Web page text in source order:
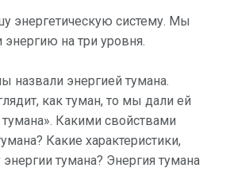
энергетическую систему. Мы
на три уровня.
назвали энергией тумана.
как туман, то мы дали ей
тумана». Какими свойствами
Какие характеристики,
тумана? Энергия тумана